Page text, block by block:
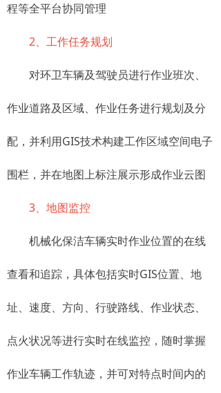
程等全平台协同管理
2、工作任务规划
对环卫车辆及驾驶员进行作业班次、
作业道路及区域、作业任务进行规划及分
配，并利用GIS技术构建工作区域空间电子
围栏，并在地图上标注展示形成作业云图
3、地图监控
机械化保洁车辆实时作业位置的在线
查看和追踪，具体包括实时GIS位置、地
址、速度、方向、行驶路线、作业状态、
点火状况等进行实时在线监控，随时掌握
作业车辆工作轨迹，并可对特点时间内的